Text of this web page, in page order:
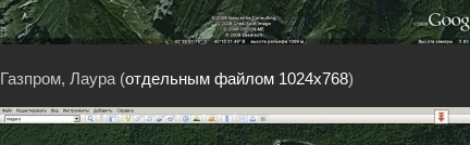
Газпром, Лаура (отдельным файлом 1024х768)